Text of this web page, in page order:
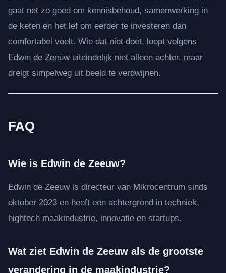
gaat net zo goed om kennisbehoud, samenwerking in
de keten en het lef om eerder te investeren dan
comfortabel voelt. Wie dat niet doet, loopt volgens
Edwin de Zeeuw uiteindelijk niet alleen achter, maar
dreigt simpelweg uit beeld te verdwijnen.
FAQ
Wie is Edwin de Zeeuw?
Edwin de Zeeuw is directeur van Mikrocentrum sinds
oktober 2023 en heeft een achtergrond in techniek,
hightech maakindustrie, innovatie en startups.
Wat ziet Edwin de Zeeuw als de grootste
verandering in de maakindustrie?